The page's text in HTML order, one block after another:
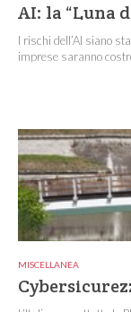
AI: la “Luna
I rischi dell’AI siano
imprese saranno
MISCELLANEA